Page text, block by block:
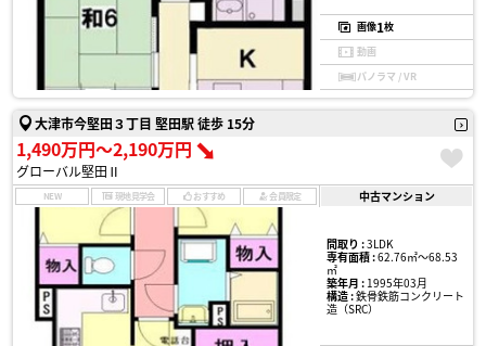
画像1枚
動画
パノラマ / VR
大津市今堅田３丁目 堅田駅 徒歩 15分
1,490万円〜2,190万円
グローバル堅田Ⅱ
NEW 現地見学会 おすすめ 会員限定 中古マンション
間取り :3LDK
専有面積 :62.76㎡〜68.53
㎡
築年月 :1995年03月
構造 :鉄骨鉄筋コンクリート
造（SRC）